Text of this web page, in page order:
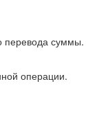
перевода суммы.
операции.